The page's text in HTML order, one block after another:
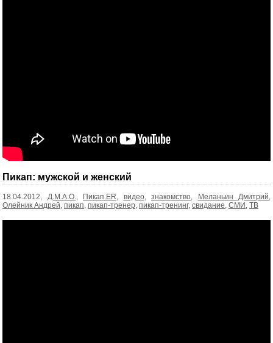
Пикап: мужской и женский
18.04.2012, Д.М.А.О., Пикап.ER, видео, знакомство, Меланьин Дмитрий,
Олейник Андрей, пикап, пикап-тренер, пикап-тренинг, свидание, СМИ , ТВ